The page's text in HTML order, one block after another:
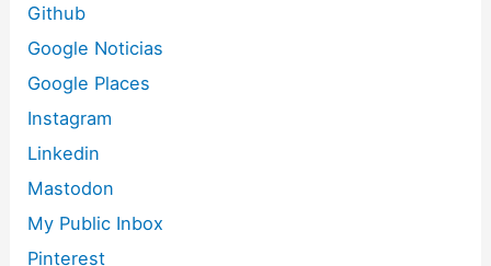
Github
Google Noticias
Google Places
Instagram
Linkedin
Mastodon
My Public Inbox
Pinterest